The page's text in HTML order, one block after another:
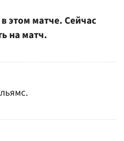
этом матче. Сейчас
на матч.